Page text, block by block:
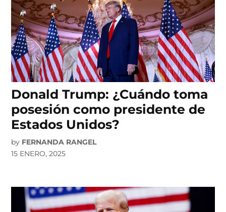
Donald Trump: ¿Cuándo toma
posesión como presidente de
Estados Unidos?
by FERNANDA RANGEL
15 ENERO, 2025